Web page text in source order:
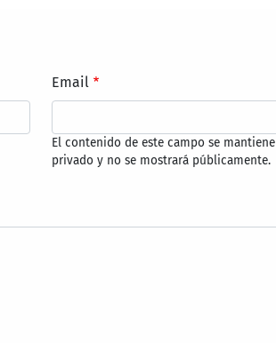
Email
El contenido de este campo se mantiene
privado y no se mostrará públicamente.